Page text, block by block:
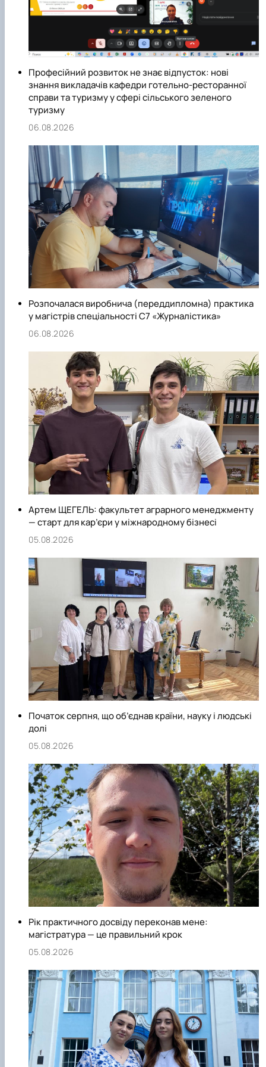
Професійний розвиток не знає відпусток: нові
знання викладачів кафедри готельно-ресторанної
справи та туризму у сфері сільського зеленого
туризму
06.08.2026
Розпочалася виробнича (переддипломна) практика
у магістрів спеціальності С7 «Журналістика»
06.08.2026
Артем ЩЕГЕЛЬ: факультет аграрного менеджменту
— старт для кар’єри у міжнародному бізнесі
05.08.2026
Початок серпня, що об’єднав країни, науку і людські
долі
05.08.2026
Рік практичного досвіду переконав мене:
магістратура — це правильний крок
05.08.2026